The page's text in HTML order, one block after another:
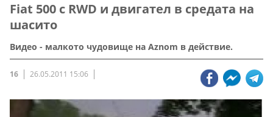
Fiat 500 с RWD и двигател в средата на
шасито
Видео - малкото чудовище на Aznom в действие.
16 26.05.2011 15:06